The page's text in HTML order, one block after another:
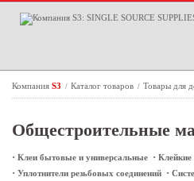
Компания S3 / Каталог товаров / Товары для
Общестроительные
· Клеи бытовые и универсальные · Клейкие
· Уплотнители резьбовых соединений ·